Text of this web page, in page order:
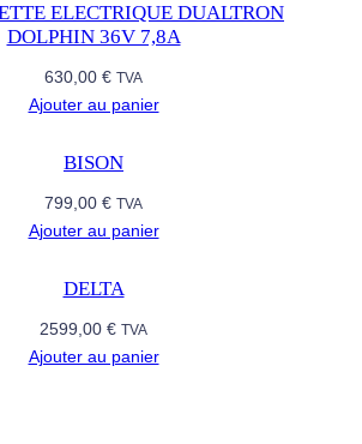
ELECTRIQUE DUALTRON
DOLPHIN 36V 7,8A
630,00 € TVA
Ajouter au panier
BISON
799,00 € TVA
Ajouter au panier
DELTA
2599,00 € TVA
Ajouter au panier